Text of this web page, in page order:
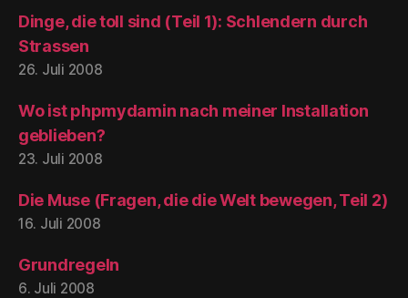
Dinge, die toll sind (Teil 1): Schlendern durch
Strassen
26. Juli 2008
Wo ist phpmydamin nach meiner Installation
geblieben?
23. Juli 2008
Die Muse (Fragen, die die Welt bewegen, Teil 2)
16. Juli 2008
Grundregeln
6. Juli 2008